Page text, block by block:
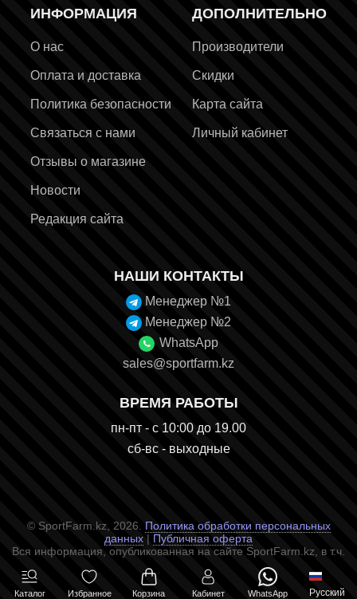
ИНФОРМАЦИЯ
О нас
Оплата и доставка
Политика безопасности
Связаться с нами
Отзывы о магазине
Новости
Редакция сайта
ДОПОЛНИТЕЛЬНО
Производители
Скидки
Карта сайта
Личный кабинет
НАШИ КОНТАКТЫ
Менеджер №1
Менеджер №2
WhatsApp
sales@sportfarm.kz
ВРЕМЯ РАБОТЫ
пн-пт - с 10:00 до 19.00
сб-вс - выходные
© SportFarm.kz, 2026. Политика обработки персональных
данных | Публичная оферта
Вся информация, опубликованная на сайте SportFarm.kz, в т.ч.
офертой. Все товарные знаки, размещённые на сайте,
являются товарными знаками правообладателя и
Каталог Избранное Корзина Кабинет WhatsApp Русский